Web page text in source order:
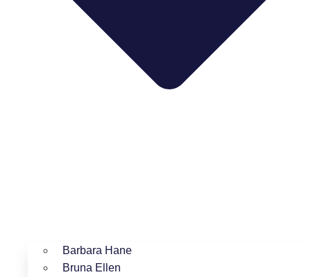
Barbara Hane
Bruna Ellen